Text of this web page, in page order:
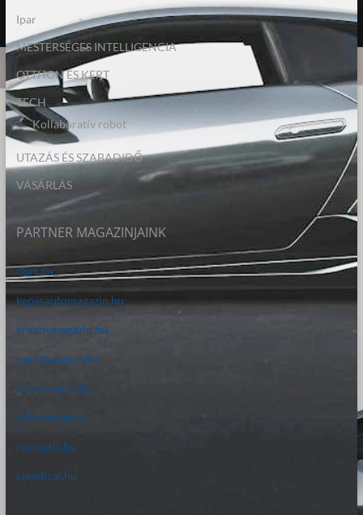
Ipar
MESTERSÉGES INTELLIGENCIA
OTTHON ÉS KERT
TECH
Kollaboratív robot
UTAZÁS ÉS SZABADIDŐ
VÁSÁRLÁS
PARTNER MAGAZINJAINK
dort.hu
kepesautomagazin.hu
kreativmagazin.hu
portobalaton.hu
bikesupport.hu
pillanataink.hu
recreativ.hu
cmedical.hu